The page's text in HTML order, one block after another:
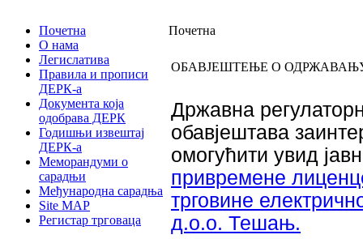
Почетна
О нама
Легислатива
Правила и прописи
ДЕРК-а
Документа која
одобрава ДЕРК
Годишњи извештај
ДЕРК-а
Меморандуми о
сарадњи
Међународна сарадња
Site MAP
Регистар трговаца
Почетна
ОБАВЈЕШТЕЊЕ О
Државна
обавјештава
омогућити увид
привремене
трговине
д.о.о. Тешањ.